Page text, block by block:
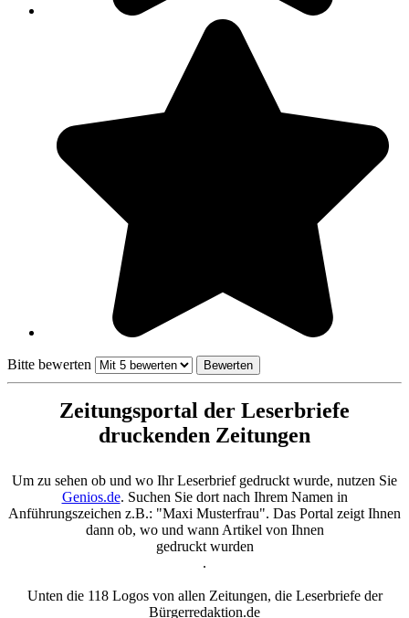
Bitte bewerten
Zeitungsportal der Leserbriefe
druckenden Zeitungen
Um zu sehen ob und wo Ihr Leserbrief gedruckt wurde, nutzen Sie
Genios.de. Suchen Sie dort nach Ihrem Namen in
Anführungszeichen z.B.: "Maxi Musterfrau". Das Portal zeigt Ihnen
dann ob, wo und wann Artikel von Ihnen
gedruckt wurden
.
Unten die 118 Logos von allen Zeitungen, die Leserbriefe der
Bürgerredaktion.de